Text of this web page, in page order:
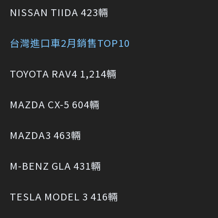
NISSAN TIIDA 423輛
台灣進口車2月銷售TOP10
TOYOTA RAV4 1,214輛
MAZDA CX-5 604輛
MAZDA3 463輛
M-BENZ GLA 431輛
TESLA MODEL 3 416輛